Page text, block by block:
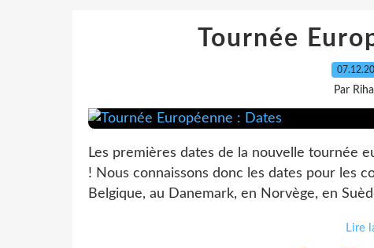
Tournée
Par
Les premières dates de la nouvelle tournée
! Nous connaissons donc les dates pour les
Belgique, au Danemark, en Norvège, en
Lire